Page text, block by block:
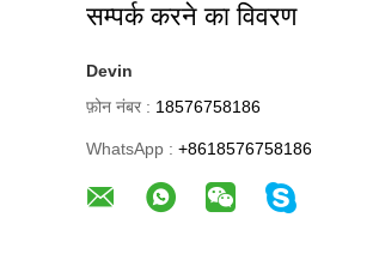
सम्पर्क करने का विवरण
Devin
फ़ोन नंबर : 18576758186
WhatsApp : +8618576758186